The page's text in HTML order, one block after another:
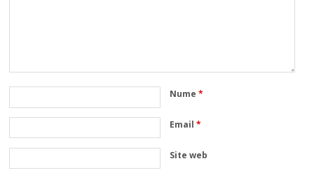
Nume*
Email*
Site web